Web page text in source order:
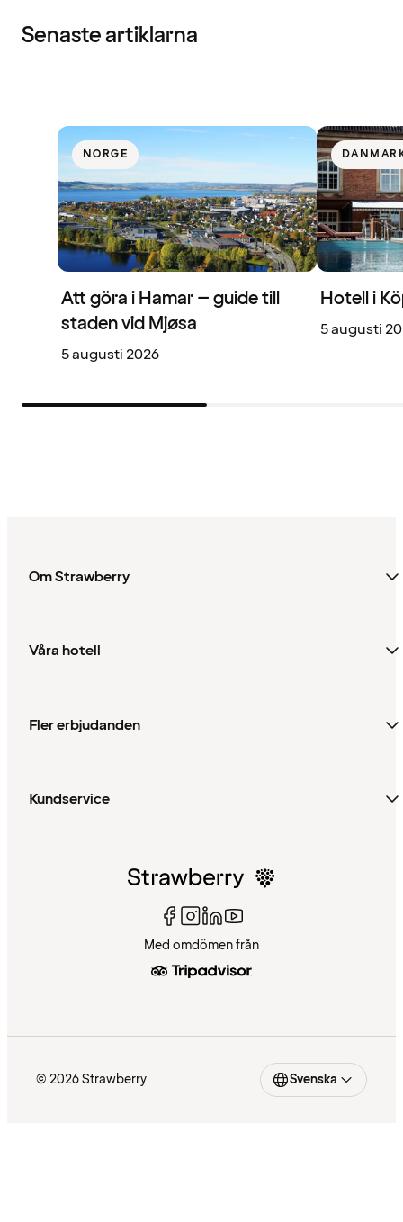
Senaste artiklarna
NORGE
Att göra i Hamar – guide till
staden vid Mjøsa
5 augusti 2026
Hotell i
5 augusti
Om Strawberry
Våra hotell
Fler erbjudanden
Kundservice
Med omdömen från
© 2026 Strawberry Svenska